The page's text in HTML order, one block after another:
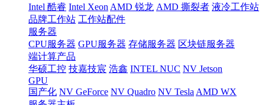
Intel 酷睿 Intel Xeon AMD 锐龙 AMD 撕裂者 液冷工作站
品牌工作站 工作站配件
服务器
CPU服务器 GPU服务器 存储服务器 区块链服务器
端计算产品
华硕工控 技嘉技宸 浩鑫 INTEL NUC NV Jetson
GPU
国产化 NV GeForce NV Quadro NV Tesla AMD WX